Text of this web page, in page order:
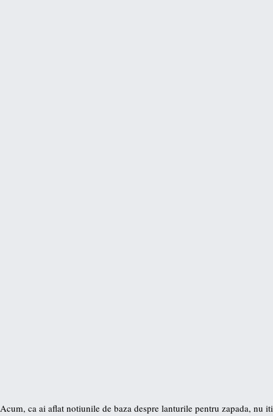
Acum, ca ai aflat notiunile de baza despre lanturile pentru zapada, nu iti